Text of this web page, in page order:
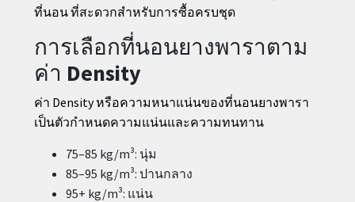
ที่นอน ที่สะดวกสำหรับการซื้อครบชุด
การเลือกที่นอนยางพาราตาม
ค่า Density
ค่า Density หรือความหนาแน่นของที่นอนยางพารา
เป็นตัวกำหนดความแน่นและความทนทาน
75–85 kg/m³: นุ่ม
85–95 kg/m³: ปานกลาง
95+ kg/m³: แน่น